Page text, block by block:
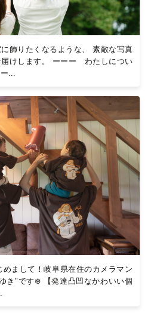
に飾りたくなるような、 素敵な写真
届けします。 ーーー わたしについ
...
めまして！岐阜県在住のカメラマン
き"です❄️ 【発達凸凹なかわいい個